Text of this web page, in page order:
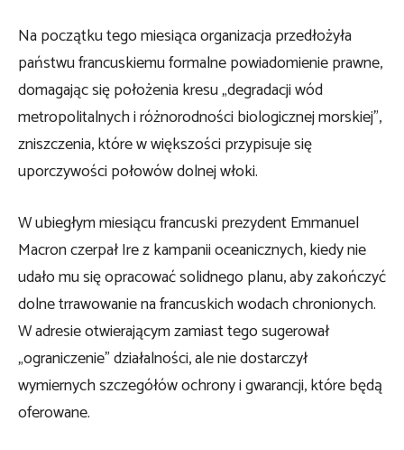
Na początku tego miesiąca organizacja przedłożyła
państwu francuskiemu formalne powiadomienie prawne,
domagając się położenia kresu „degradacji wód
metropolitalnych i różnorodności biologicznej morskiej”,
zniszczenia, które w większości przypisuje się
uporczywości połowów dolnej włoki.
W ubiegłym miesiącu francuski prezydent Emmanuel
Macron czerpał Ire z kampanii oceanicznych, kiedy nie
udało mu się opracować solidnego planu, aby zakończyć
dolne trrawowanie na francuskich wodach chronionych.
W adresie otwierającym zamiast tego sugerował
„ograniczenie” działalności, ale nie dostarczył
wymiernych szczegółów ochrony i gwarancji, które będą
oferowane.